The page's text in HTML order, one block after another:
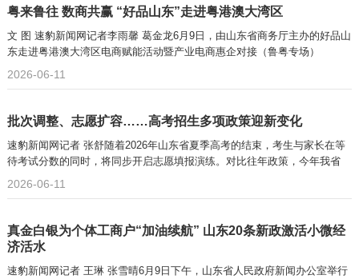
粤来鲁往 数商共赢 “好品山东”走进粤港澳大湾区
文 图 速豹新闻网记者李雨馨 葛金龙6月9日，由山东省商务厅主办的好品山
东走进粤港澳大湾区电商赋能活动暨产业电商惠企对接（鲁粤专场）
2026-06-11
批次调整、志愿扩容……高考招生多项政策迎新变化
速豹新闻网记者 张舒随着2026年山东省夏季高考的结束，考生与家长在等
待考试分数的同时，将同步开启志愿填报演练。对比往年政策，今年我省
2026-06-11
真金白银为个体工商户“加油续航” 山东20条新政激活小微经
济活水
速豹新闻网记者 王琳 张雪晴6月9日下午，山东省人民政府新闻办公室举行